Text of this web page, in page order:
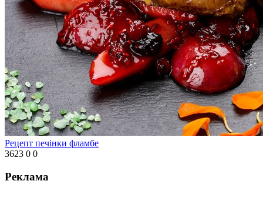
Рецепт печінки фламбе
3623 0 0
Реклама